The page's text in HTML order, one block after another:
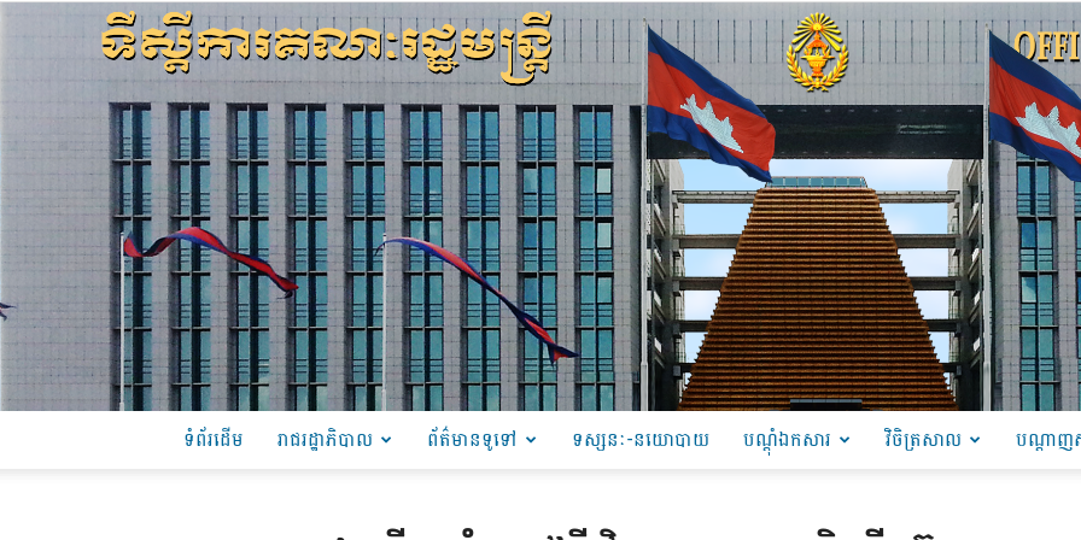
ទំព័រដើម រាជរដ្ឋាភិបាល ព័ត៌មានទូទៅ ទស្សនៈ-នយោបាយ បណ្ដុំឯកសារ វិចិត្រសាល បណ្តាញ